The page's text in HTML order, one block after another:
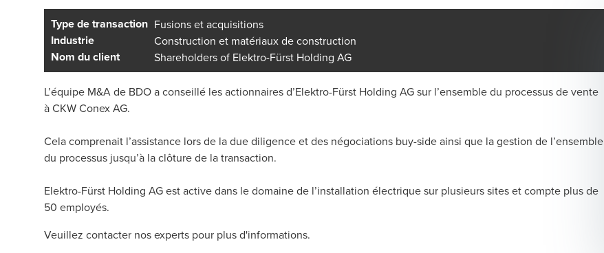
Type de transaction Fusions et acquisitions
Industrie Construction et matériaux de construction
Nom du client Shareholders of Elektro-Fürst Holding AG
L’équipe M&A de BDO a conseillé les actionnaires d’Elektro-Fürst Holding AG sur l’ensemble du processus de vente
à CKW Conex AG.
Cela comprenait l’assistance lors de la due diligence et des négociations buy-side ainsi que la gestion de l’ensemble
du processus jusqu’à la clôture de la transaction.
Elektro-Fürst Holding AG est active dans le domaine de l’installation électrique sur plusieurs sites et compte plus de
50 employés.
Veuillez contacter nos experts pour plus d'informations.